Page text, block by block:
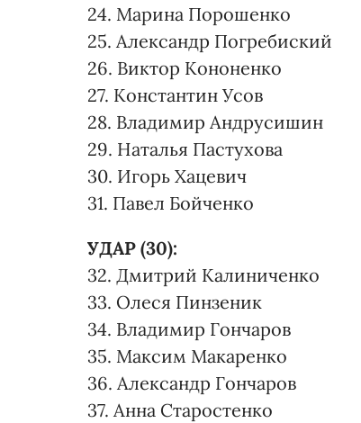
24. Марина Порошенко
25. Александр Погребиский
26. Виктор Кононенко
27. Константин Усов
28. Владимир Андрусишин
29. Наталья Пастухова
30. Игорь Хацевич
31. Павел Бойченко
УДАР (30):
32. Дмитрий Калиниченко
33. Олеся Пинзеник
34. Владимир Гончаров
35. Максим Макаренко
36. Александр Гончаров
37. Анна Старостенко